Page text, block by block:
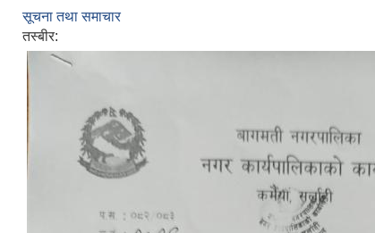
सूचना तथा समाचार
तस्बीर: